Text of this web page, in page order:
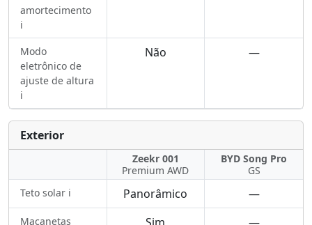
amortecimento
ℹ️
Modo
eletrônico de
ajuste de altura
ℹ️
Não —
Exterior
Zeekr 001
Premium AWD
BYD Song Pro
GS
Teto solar ℹ️
Panorâmico —
Maçanetas